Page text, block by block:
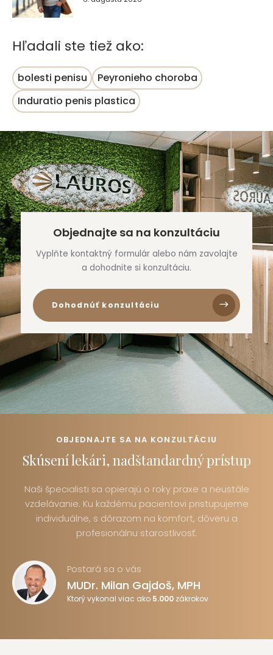
Hľadali ste tiež ako:
bolesti penisu
Peyronieho choroba
Induratio penis plastica
Objednajte sa na konzultáciu
Vyplňte kontaktný formulár alebo nám zavolajte
a dohodnite si konzultáciu.
Dohodnúť konzultáciu
OBJEDNAJTE SA NA KONZULTÁCIU
Skúsení lekári, nadštandardný prístup
Naši špecialisti sa opierajú o roky praxe a neustále
vzdelávanie. Ku každému pacientovi pristupujeme
individuálne, s dôrazom na komfort, dôveru a
profesionálnu starostlivosť.
Postará sa o vás
MUDr. Milan Gajdoš, MPH
Ktorý vykonal viac ako 5.000zákrokov